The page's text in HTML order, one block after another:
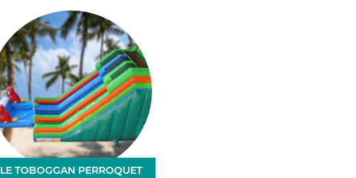
LE TOBOGGAN PERROQUET